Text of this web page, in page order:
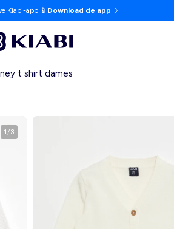
Kiabi-app 📱 Download de app
t shirt dames
1/3